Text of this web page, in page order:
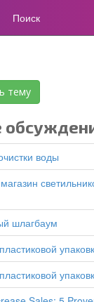
Поиск
тему
воды
шлагбаум